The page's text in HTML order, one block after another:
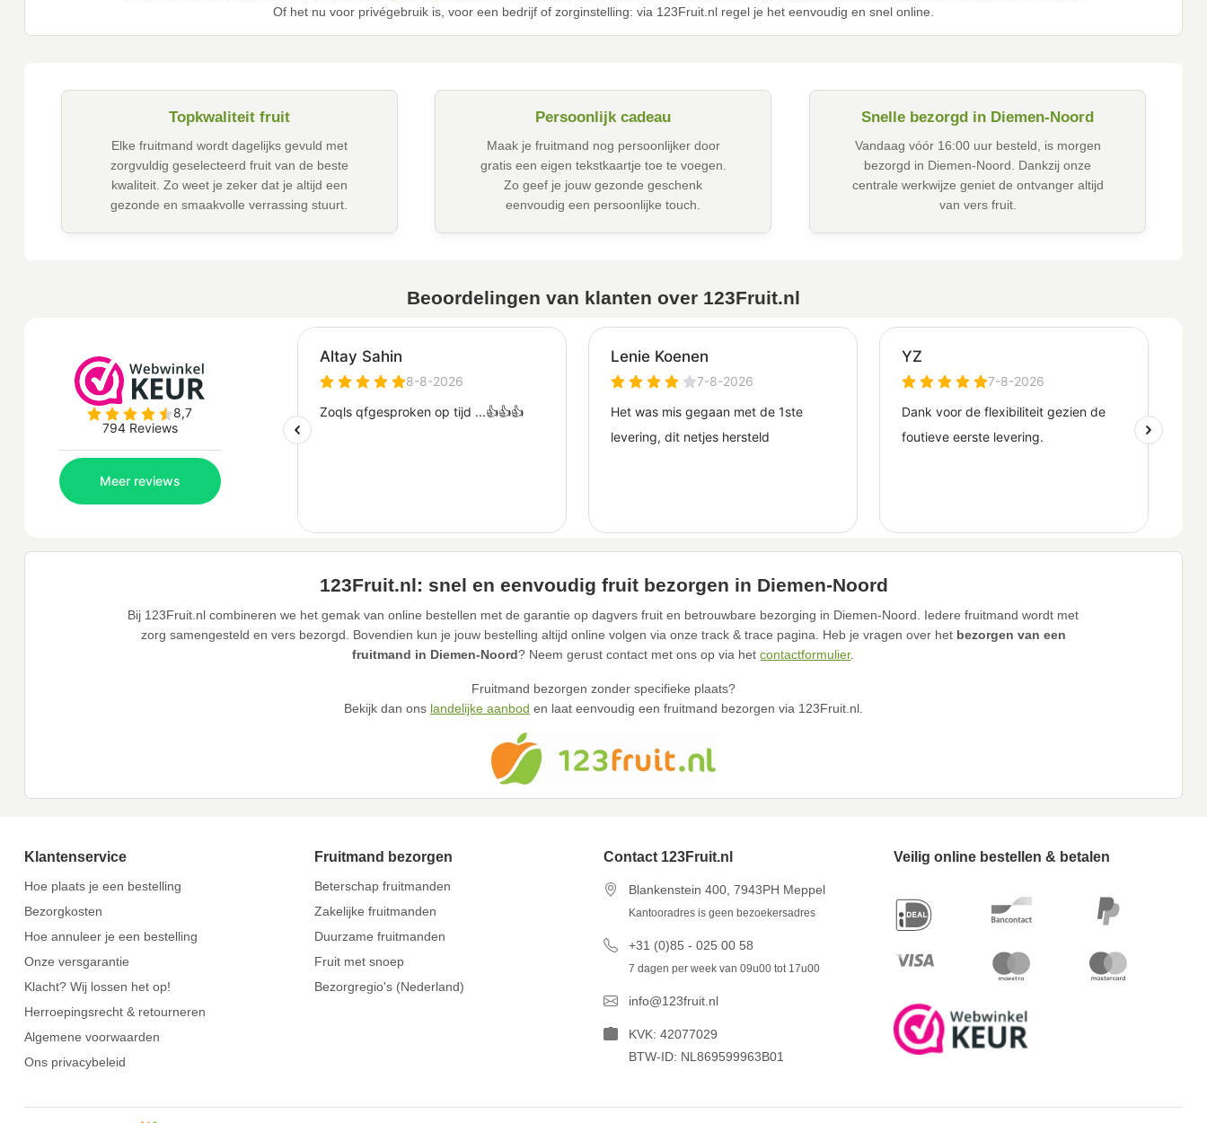
Of het nu voor privégebruik is, voor een bedrijf of zorginstelling: via 123Fruit.nl regel je het eenvoudig en snel online.
Topkwaliteit fruit
Elke fruitmand wordt dagelijks gevuld met
zorgvuldig geselecteerd fruit van de beste
kwaliteit. Zo weet je zeker dat je altijd een
gezonde en smaakvolle verrassing stuurt.
Persoonlijk cadeau
Maak je fruitmand nog persoonlijker door
gratis een eigen tekstkaartje toe te voegen.
Zo geef je jouw gezonde geschenk
eenvoudig een persoonlijke touch.
Snelle bezorgd in Diemen-Noord
Vandaag vóór 16:00 uur besteld, is morgen
bezorgd in Diemen-Noord. Dankzij onze
centrale werkwijze geniet de ontvanger altijd
van vers fruit.
Beoordelingen van klanten over 123Fruit.nl
123Fruit.nl: snel en eenvoudig fruit bezorgen in Diemen-Noord
Bij 123Fruit.nl combineren we het gemak van online bestellen met de garantie op dagvers fruit en betrouwbare bezorging in Diemen-Noord. Iedere fruitmand wordt met
zorg samengesteld en vers bezorgd. Bovendien kun je jouw bestelling altijd online volgen via onze track & trace pagina. Heb je vragen over het bezorgen van een
fruitmand in Diemen-Noord? Neem gerust contact met ons op via hetcontactformulier.
Fruitmand bezorgen zonder specifieke plaats?
Bekijk dan ons landelijke aanbod en laat eenvoudig een fruitmand bezorgen via 123Fruit.nl.
Klantenservice
Hoe plaats je een bestelling
Bezorgkosten
Hoe annuleer je een bestelling
Onze versgarantie
Klacht? Wij lossen het op!
Herroepingsrecht & retourneren
Algemene voorwaarden
Ons privacybeleid
Fruitmand bezorgen
Beterschap fruitmanden
Zakelijke fruitmanden
Duurzame fruitmanden
Fruit met snoep
Bezorgregio's (Nederland)
Contact 123Fruit.nl
Blankenstein 400, 7943PH Meppel
Kantooradres is geen bezoekersadres
+31 (0)85 - 025 00 58
7 dagen per week van 09u00 tot 17u00
info@123fruit.nl
KVK: 42077029
BTW-ID: NL869599963B01
Veilig online bestellen & betalen